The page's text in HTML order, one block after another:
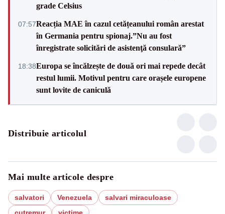
grade Celsius
07:57Reacția MAE în cazul cetățeanului român arestat
în Germania pentru spionaj.”Nu au fost
înregistrate solicitări de asistenţă consulară”
18:38Europa se încălzește de două ori mai repede decât
restul lumii. Motivul pentru care orașele europene
sunt lovite de caniculă
Distribuie articolul
Mai multe articole despre
salvatori Venezuela
salvari miraculoase
cutremur
victime